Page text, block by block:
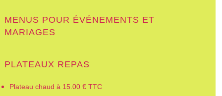
MENUS POUR ÉVÉNEMENTS ET
MARIAGES
PLATEAUX REPAS
Plateau chaud à 15.00 € TTC